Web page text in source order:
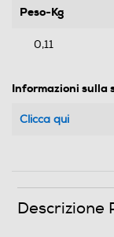
Peso-Kg
0,11
Informazioni sulla
Clicca qui
Descrizione